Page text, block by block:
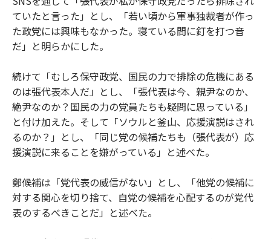
ていたと言った」とし、「若い頃から軍事独裁者が作っ
た政党には興味もなかった。寝ている間に釘を打つ音
だ」と明らかにした。
続けて「むしろ保守政党、国民の力で排除の危機にある
のは張代表本人だ」とし、「張代表は今、親尹なのか、
絶尹なのか？国民の力の党員たちも疑問に思っている」
と付け加えた。そして「ソウルと釜山、応援演説はされ
るのか？」とし、「同じ党の候補たちも（張代表が）応
援演説に来ることを嫌がっている」と述べた。
鄭候補は「党代表の威信がない」とし、「他党の候補に
対する関心を切り捨て、自党の候補を心配するのが党代
表のするべきことだ」と述べた。